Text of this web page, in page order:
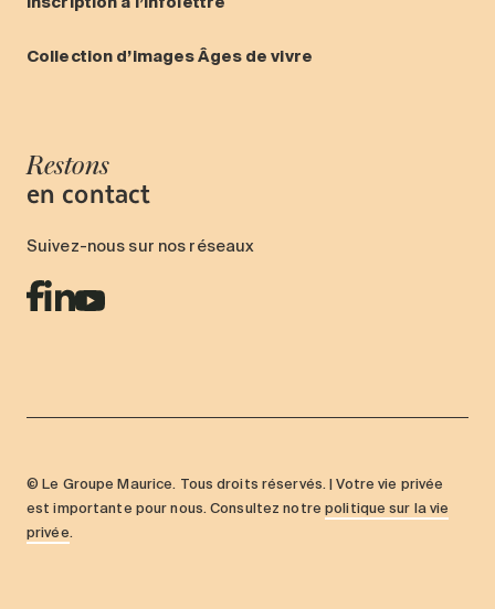
Collection d’images Âges de vivre
Restons
en contact
Suivez-nous sur nos réseaux
© Le Groupe Maurice. Tous droits réservés. | Votre vie privée
est importante pour nous. Consultez notrepolitique sur la vie
privée.